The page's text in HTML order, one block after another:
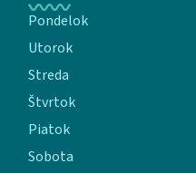
Pondelok
Utorok
Streda
Štvrtok
Piatok
Sobota